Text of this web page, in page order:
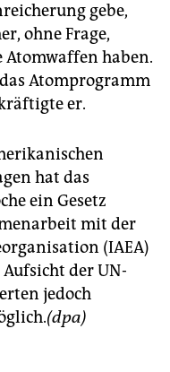
gebe,
ohne Frage,
Atomwaffen haben.
Atomprogramm
er.
hat das
ein Gesetz
mit der
(IAEA)
der UN-
jedoch
(dpa)